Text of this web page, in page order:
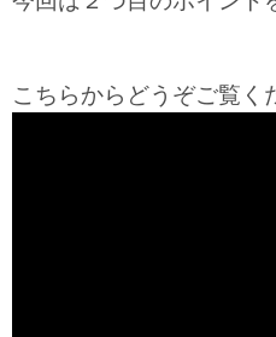
こちらからどうぞご覧く